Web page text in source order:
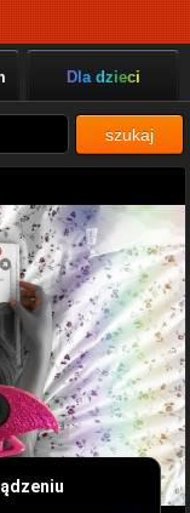
Dla dzieci
szukaj